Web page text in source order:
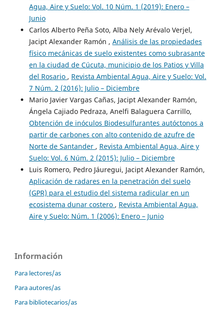
Agua, Aire y Suelo: Vol. 10 Núm. 1 (2019): Enero –
Junio
Carlos Alberto Peña Soto, Alba Nely Arévalo Verjel,
Jacipt Alexander Ramón , Análisis de las propiedades
físico mecánicas de suelo existentes como subrasante
en la ciudad de Cúcuta, municipio de los Patios y Villa
del Rosario , Revista Ambiental Agua, Aire y Suelo: Vol.
7 Núm. 2 (2016): Julio – Diciembre
Mario Javier Vargas Cañas, Jacipt Alexander Ramón,
Ángela Cajiado Pedraza, Anelfi Balaguera Carrillo,
Obtención de inóculos Biodesulfurantes autóctonos a
partir de carbones con alto contenido de azufre de
Norte de Santander , Revista Ambiental Agua, Aire y
Suelo: Vol. 6 Núm. 2 (2015): Julio – Diciembre
Luis Romero, Pedro Jáuregui, Jacipt Alexander Ramón,
Aplicación de radares en la penetración del suelo
(GPR) para el estudio del sistema radicular en un
ecosistema dunar costero , Revista Ambiental Agua,
Aire y Suelo: Núm. 1 (2006): Enero – Junio
Información
Para lectores/as
Para autores/as
Para bibliotecarios/as